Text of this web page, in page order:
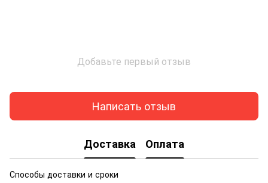
Добавьте первый отзыв
Написать отзыв
Доставка Оплата
Способы доставки и сроки